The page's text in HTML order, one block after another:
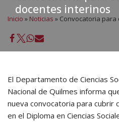
docentes interinos
Inicio » Noticias » Convocatoria
El Departamento de Ciencias
Nacional de Quilmes informa
nueva convocatoria para
en el Diploma en Ciencias